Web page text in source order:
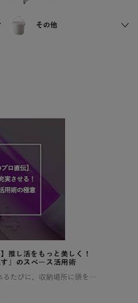
その他
推し活をもっと美しく！
」のスペース活用術
新しい推しグッズを手に入れるたびに、収納場所に頭を悩ませていませんか？ 増え続けるコレクションで部屋が散らかり、せっかくの推し活もなんだか落ち着かない…そんな経験、きっと多くの「推し」を持つ方がされているはずです。 この […]